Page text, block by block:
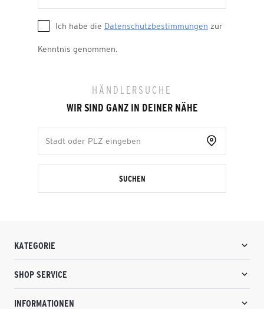
Ich habe die Datenschutzbestimmungen zur
Kenntnis genommen.
HÄNDLERSUCHE
WIR SIND GANZ IN DEINER NÄHE
SUCHEN
KATEGORIE
SHOP SERVICE
INFORMATIONEN